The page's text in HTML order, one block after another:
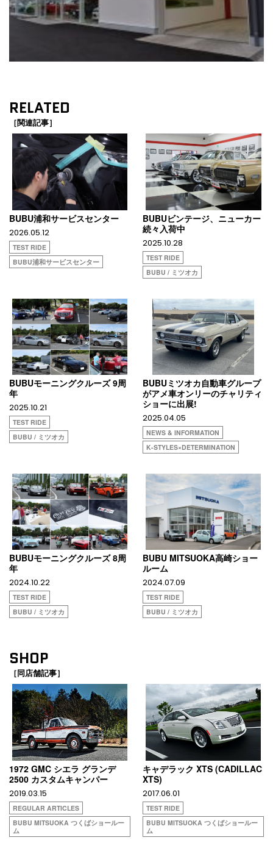
RELATED
［関連記事］
BUBU浦和サービスセンター
2026.05.12
TEST RIDE
BUBU浦和サービスセンター
BUBUビンテージ、ニューカー
続々入荷中
2025.10.28
TEST RIDE
BUBU / ミツオカ
BUBUモーニングクルーズ 9周
年
2025.10.21
TEST RIDE
BUBU / ミツオカ
BUBUミツオカ自動車グループ
がアメ車オンリーのチャリティ
ショーに出展!
2025.04.05
NEWS & INFORMATION
K-STYLES×DETERMINATION
BUBUモーニングクルーズ 8周
年
2024.10.22
TEST RIDE
BUBU / ミツオカ
BUBU MITSUOKA高崎ショー
ルーム
2024.07.09
TEST RIDE
BUBU / ミツオカ
SHOP
［同店舗記事］
1972 GMC シエラ グランデ
2500 カスタムキャンパー
2019.03.15
REGULAR ARTICLES
BUBU MITSUOKA つくばショールー
ム
キャデラック XTS (CADILLAC
XTS)
2017.06.01
TEST RIDE
BUBU MITSUOKA つくばショールー
ム